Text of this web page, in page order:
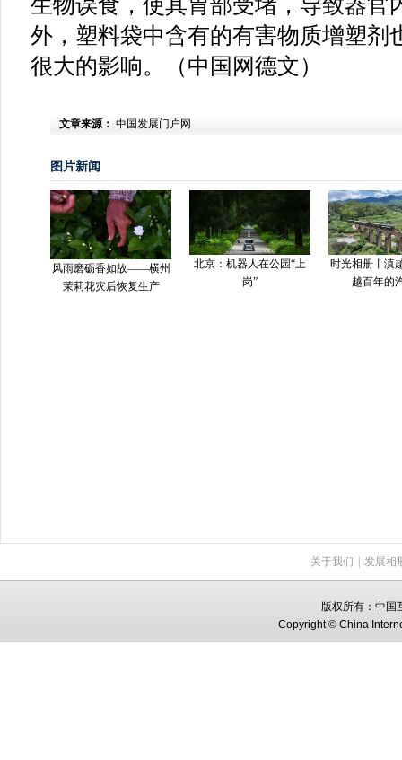
生物误食，使其胃部受堵，导致器官
外，塑料袋中含有的有害物质增塑剂
很大的影响。（中国网德文）
文章来源： 中国发展门户网